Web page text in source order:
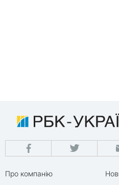
Про компанію